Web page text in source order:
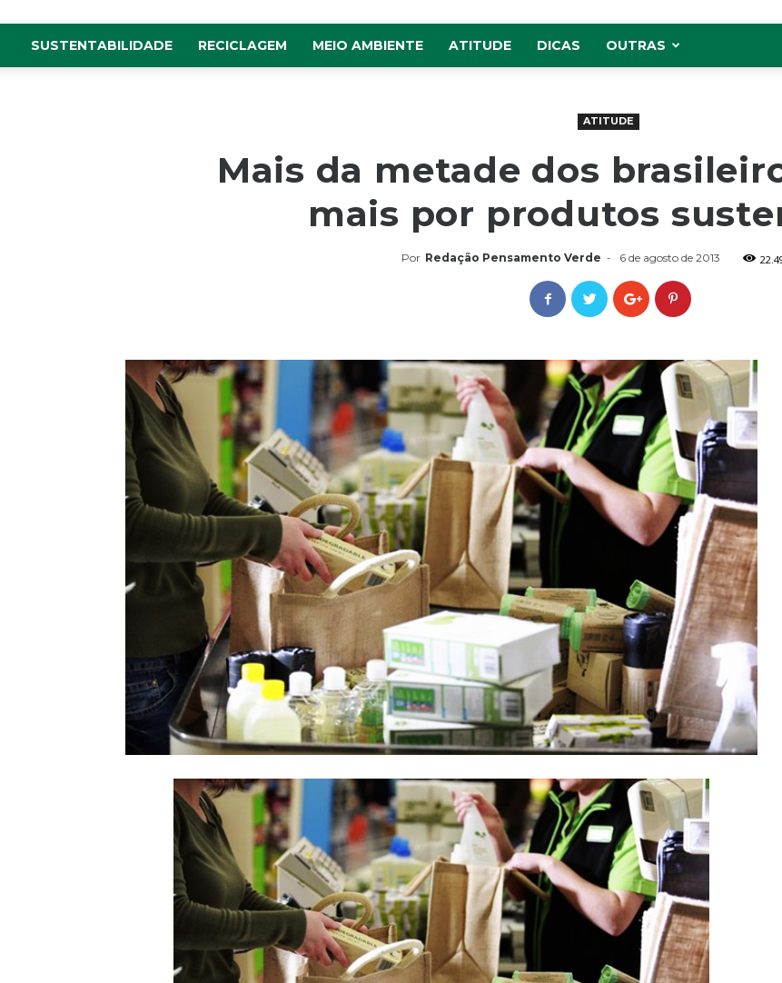
SUSTENTABILIDADE RECICLAGEM MEIO AMBIENTE ATITUDE DICAS OUTRAS
ATITUDE
Mais da metade dos
mais por produtos
Por Redação Pensamento Verde - 6 de agosto de 2013